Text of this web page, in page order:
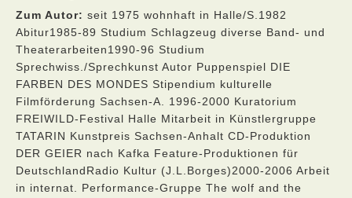
Zum Autor: seit 1975 wohnhaft in Halle/S.1982
Abitur1985-89 Studium Schlagzeug diverse Band- und
Theaterarbeiten1990-96 Studium
Sprechwiss./Sprechkunst Autor Puppenspiel DIE
FARBEN DES MONDES Stipendium kulturelle
Filmförderung Sachsen-A. 1996-2000 Kuratorium
FREIWILD-Festival Halle Mitarbeit in Künstlergruppe
TATARIN Kunstpreis Sachsen-Anhalt CD-Produktion
DER GEIER nach Kafka Feature-Produktionen für
DeutschlandRadio Kultur (J.L.Borges)2000-2006 Arbeit
in internat. Performance-Gruppe The wolf and the